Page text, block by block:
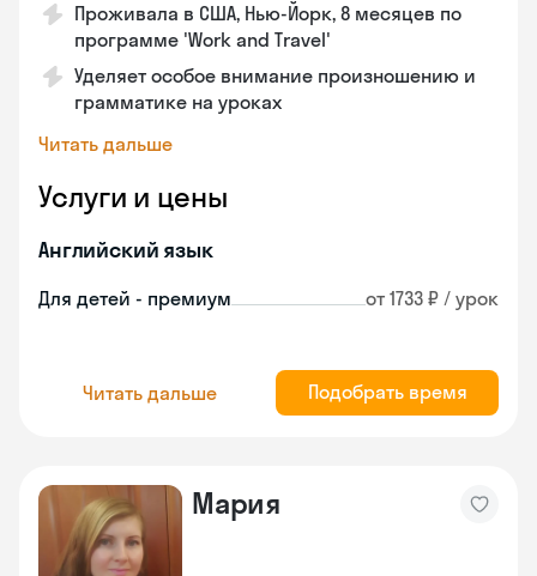
Проживала в США, Нью-Йорк, 8 месяцев по
программе 'Work and Travel'
Уделяет особое внимание произношению и
грамматике на уроках
Читать дальше
Услуги и цены
Английский язык
Для детей - премиум от 1733 ₽ / урок
Читать дальше Подобрать время
Мария